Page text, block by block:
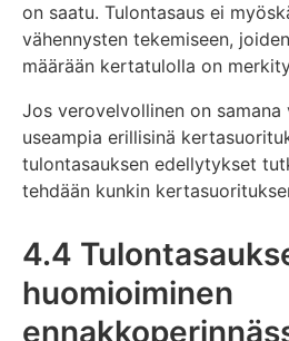
on saatu. Tulontasaus ei
vähennysten tekemiseen,
määrään kertatulolla on
Jos verovelvollinen on samana
useampia erillisinä
tulontasauksen edellytykset
tehdään kunkin
4.4
huomioiminen